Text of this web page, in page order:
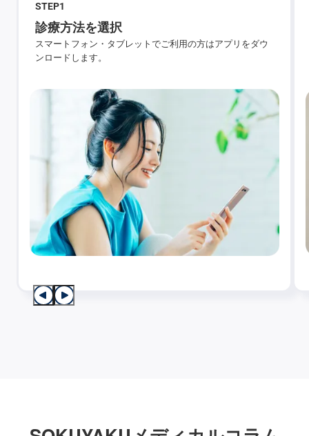
STEP1
診療方法を選択
スマートフォン・タブレットでご利用の方はアプリをダウ
ンロードします。